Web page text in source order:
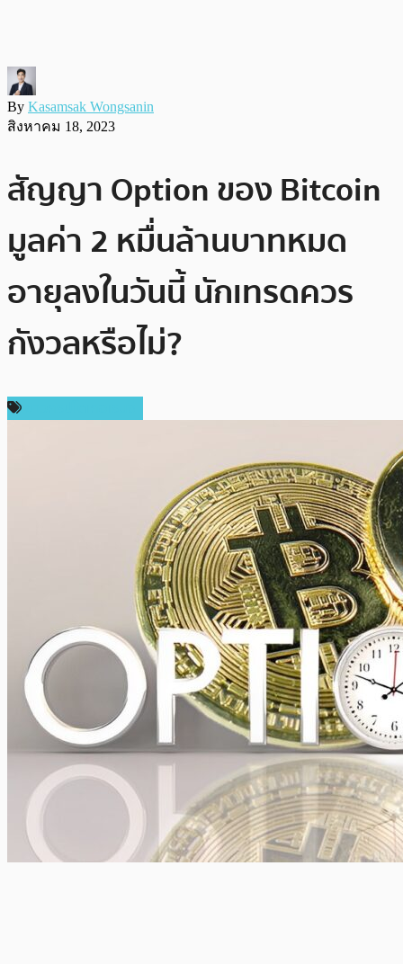
By Kasamsak Wongsanin
สิงหาคม 18, 2023
สัญญา Option ของ Bitcoin
มูลค่า 2 หมื่นล้านบาทหมด
อายุลงในวันนี้ นักเทรดควร
กังวลหรือไม่?